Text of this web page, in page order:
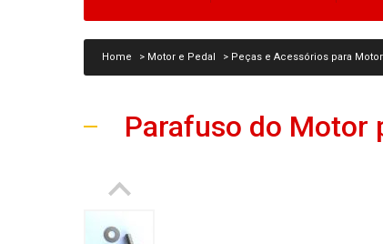
Home > Motor e Pedal > Peças e Acessórios para
Parafuso do Motor